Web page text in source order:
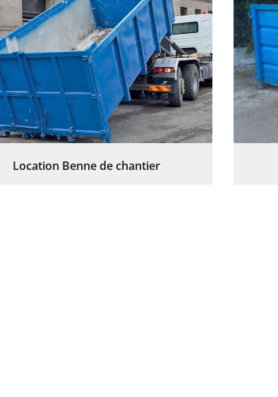
Location Benne de chantier